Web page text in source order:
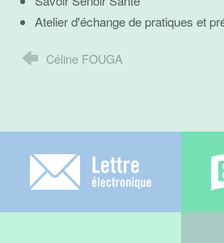
Atelier d'échange de pratiques et
Céline FOUGA